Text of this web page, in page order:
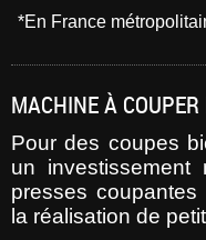
*En France
MACHINE À
Pour des coupes
un investissement
presses
la réalisation de